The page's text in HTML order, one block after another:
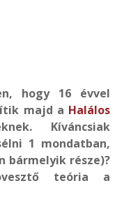
hogy 16 évvel
majd a Halálos
Kíváncsiak
1 mondatban,
bármelyik része)?
teória a